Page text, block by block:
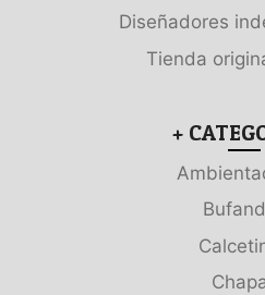
Diseñadores
Tienda
+